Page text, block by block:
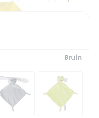
Bruin